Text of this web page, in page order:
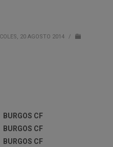
20 AGOSTO 2014
/
BURGOS CF
BURGOS CF
BURGOS CF